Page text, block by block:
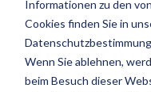
Informationen zu den
Cookies finden Sie in
Wenn Sie ablehnen,
beim Besuch dieser
API Testing
Last- und Performance
Nutzerabnahmetest / UAT
Foundation Level
AI Testing
Testing with GenAI